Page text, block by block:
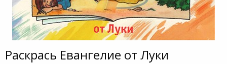
Раскрась Евангелие от Луки